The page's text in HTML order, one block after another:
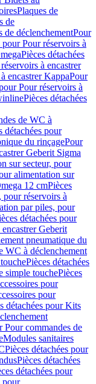
Plaques de
de
de déclenchementPour
pour Pour réservoirs à
Pièces détachées
à encastrer
encastrer KappaPour
Pour réservoirs à
Pièces détachées
de WC à
détachées pour
du rinçagePour
Geberit Sigma
sur secteur, pour
alimentation sur
12 cmPièces
pour réservoirs à
par piles, pour
détachées pour
Geberit
pneumatique du
WC à déclenchement
Pièces détachées
simple touchePièces
pour
pour
détachées pour Kits
Pour commandes de
Modules sanitaires
Pièces détachées pour
Pièces détachées
détachées pour
pour